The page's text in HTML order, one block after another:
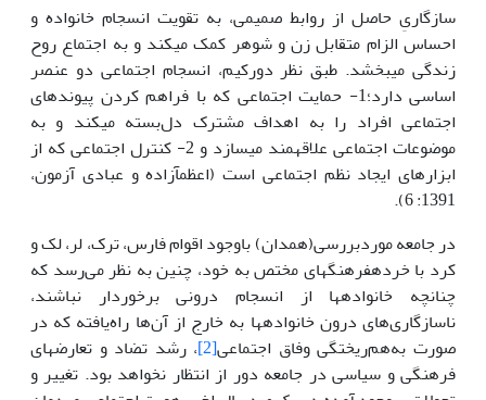
سازگاریِ حاصل از روابط صمیمی، به تقویت انسجام خانواده و
احساس الزام متقابل زن و شوهر کمک می­کند و به اجتماع روح
زندگی می­بخشد­. طبق نظر دورکیم، انسجام اجتماعی دو عنصر
اساسی دارد؛1- حمایت اجتماعی که با فراهم کردن پیوندهای
اجتماعی افراد را به اهداف مشترک دل‌بسته می­کند و به
موضوعات اجتماعی علاقه­مند می­سازد و 2- کنترل اجتماعی که از
ابزارهای ایجاد نظم اجتماعی است (اعظم­آزاده و عبادی آزمون،
1391: 6).
در جامعه موردبررسی(همدان) باوجود اقوام فارس، ترک، لر، لک و
کرد با خرده­فرهنگ­های مختص به خود، چنین به نظر می‌رسد که
چنانچه خانواده­ها از انسجام درونی برخوردار نباشند،
ناسازگاری‌های درون خانواده­ها به خارج از آن‌ها راه‌یافته که در
صورت به‌هم‌ریختگی وفاق اجتماعی[2] ، رشد تضاد و تعارض­های
فرهنگی و سیاسی در جامعه دور از انتظار نخواهد بود. تغییر و